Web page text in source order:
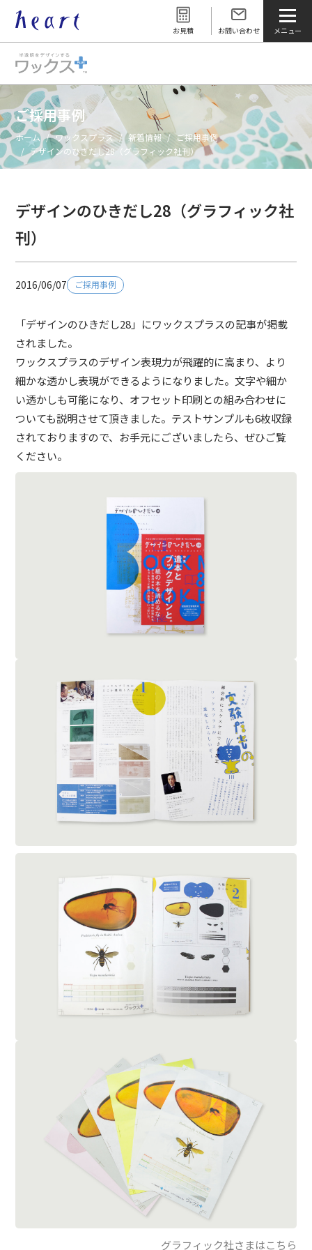
お見積 お問い合わせ
ご採用事例
ホーム ワックスプラス 新着情報
ご採用事例
デザインのひきだし28（グラフィック社刊）
デザインのひきだし28（グラフィック社
刊）
2016/06/07 ご採用事例
「デザインのひきだし28」にワックスプラスの記事が掲載
されました。
ワックスプラスのデザイン表現力が飛躍的に高まり、より
細かな透かし表現ができるようになりました。文字や細か
い透かしも可能になり、オフセット印刷との組み合わせに
ついても説明させて頂きました。テストサンプルも6枚収録
されておりますので、お手元にございましたら、ぜひご覧
ください。
グラフィック社さまはこちら